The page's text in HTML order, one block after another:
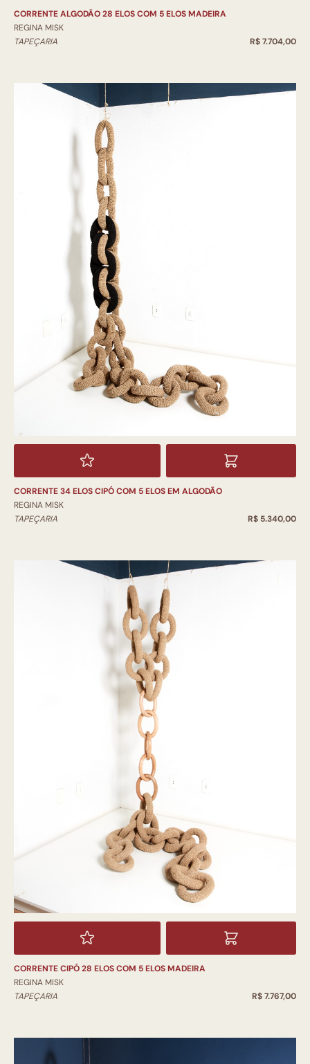
CORRENTE ALGODÃO 28 ELOS COM 5 ELOS MADEIRA
REGINA MISK
TAPEÇARIA
R$ 7.704,00
CORRENTE 34 ELOS CIPÓ COM 5 ELOS EM ALGODÃO
REGINA MISK
TAPEÇARIA
R$ 5.340,00
CORRENTE CIPÓ 28 ELOS COM 5 ELOS MADEIRA
REGINA MISK
TAPEÇARIA
R$ 7.767,00